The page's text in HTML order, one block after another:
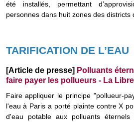
été installés, permettant
personnes dans huit zones des districts
TARIFICATION DE L’EAU
[Article de presse] Polluants
faire payer les pollueurs - La Libre
Faire appliquer le principe "pollueur-
l'eau à Paris a porté plainte contre X
d'eau potable aux polluants